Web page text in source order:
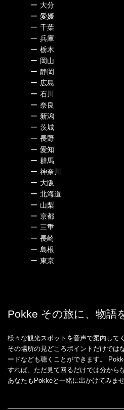
ー 大分
ー 愛媛
ー 千葉
ー 兵庫
ー 栃木
ー 岡山
ー 静岡
ー 広島
ー 石川
ー 奈良
ー 新潟
ー 茨城
ー 長野
ー 愛知
ー 群馬
ー 神奈川
ー 大阪
ー 北海道
ー 山梨
ー 京都
ー 三重
ー 長崎
ー 島根
ー 東京
Pokke その旅に、物語
様々な観光スポットを音声で案内して
その場所の見どころポイントだけでは
ードなども聴くことができます。
すれば、ただ見て回るだけでは分から
あなたもPokkeと一緒に出かけてみま